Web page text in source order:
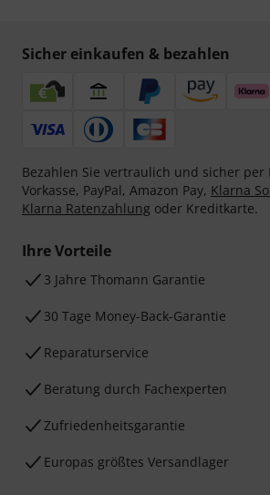
Sicher einkaufen & bezahlen
Bezahlen Sie vertraulich und sicher per
Vorkasse, PayPal, Amazon Pay, Klarna
Klarna Ratenzahlung oder Kreditkarte.
Ihre Vorteile
3 Jahre Thomann Garantie
30 Tage Money-Back-Garantie
Reparaturservice
Beratung durch Fachexperten
Zufriedenheitsgarantie
Europas größtes Versandlager